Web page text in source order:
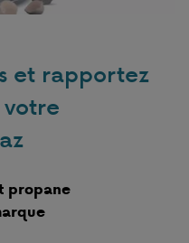
et rapportez
propane